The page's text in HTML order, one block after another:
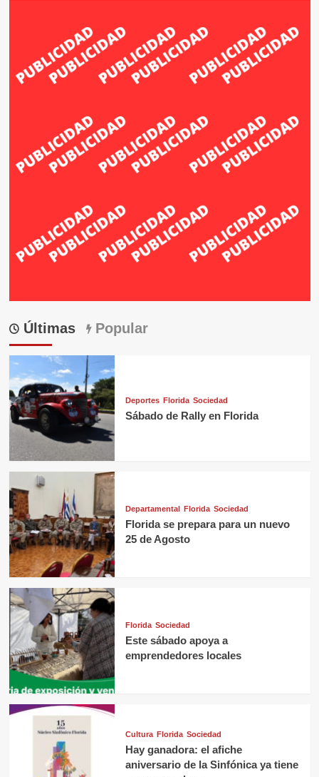
Últimas Popular
Deportes Florida Sociedad
Sábado de Rally en Florida
Departamental Florida Sociedad
Florida se prepara para un nuevo
25 de Agosto
Florida Sociedad
Este sábado apoya a
emprendedores locales
Cultura Florida Sociedad
Hay ganadora: el afiche
aniversario de la Sinfónica ya tiene